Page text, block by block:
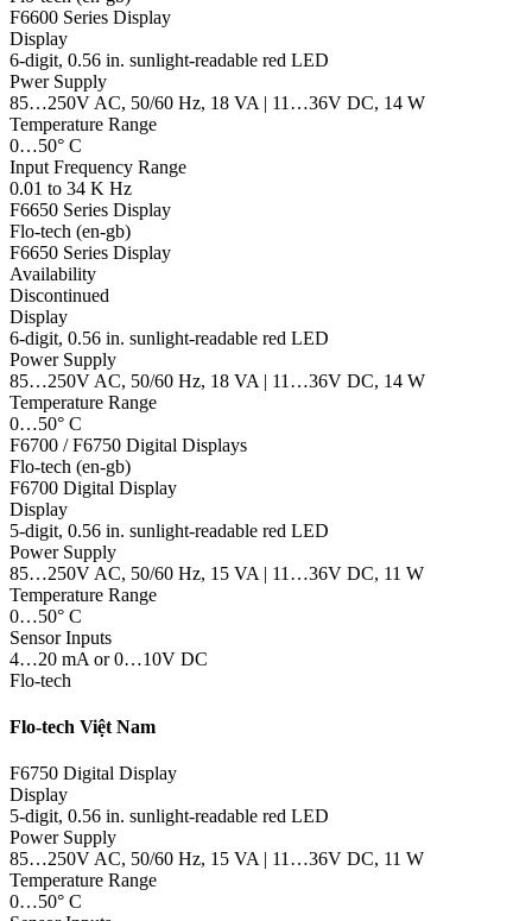
F6600 Series Display
Display
6-digit, 0.56 in. sunlight-readable red LED
Pwer Supply
85…250V AC, 50/60 Hz, 18 VA | 11…36V DC, 14 W
Temperature Range
0…50° C
Input Frequency Range
0.01 to 34 K Hz
F6650 Series Display
Flo-tech (en-gb)
F6650 Series Display
Availability
Discontinued
Display
6-digit, 0.56 in. sunlight-readable red LED
Power Supply
85…250V AC, 50/60 Hz, 18 VA | 11…36V DC, 14 W
Temperature Range
0…50° C
F6700 / F6750 Digital Displays
Flo-tech (en-gb)
F6700 Digital Display
Display
5-digit, 0.56 in. sunlight-readable red LED
Power Supply
85…250V AC, 50/60 Hz, 15 VA | 11…36V DC, 11 W
Temperature Range
0…50° C
Sensor Inputs
4…20 mA or 0…10V DC
Flo-tech
Flo-tech Việt Nam
F6750 Digital Display
Display
5-digit, 0.56 in. sunlight-readable red LED
Power Supply
85…250V AC, 50/60 Hz, 15 VA | 11…36V DC, 11 W
Temperature Range
0…50° C